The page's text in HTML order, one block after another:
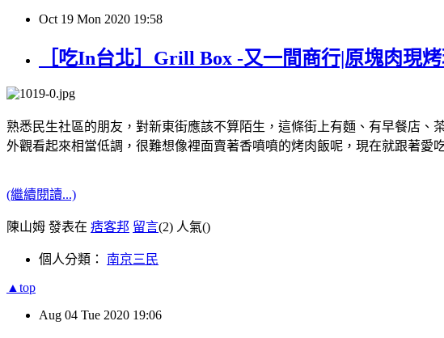
Oct 19 Mon 2020 19:58
［吃In台北］Grill Box -又一間商行|原塊肉現
熟悉民生社區的朋友，對新東街應該不算陌生，這條街上有麵、有早餐店、
外觀看起來相當低調，很難想像裡面賣著香噴噴的烤肉飯呢，現在就跟著愛
(繼續閱讀...)
陳山姆 發表在 痞客邦 留言(2) 人氣()
個人分類： 南京三民
▲top
Aug 04 Tue 2020 19:06